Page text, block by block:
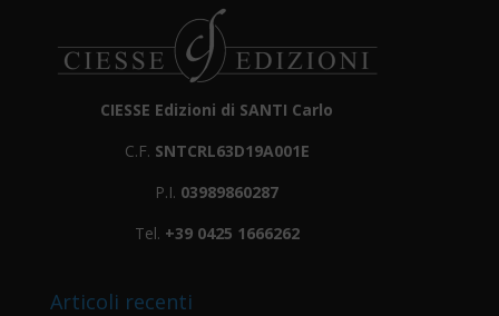
CIESSE Edizioni di SANTI Carlo
C.F. SNTCRL63D19A001E
P.I. 03989860287
Tel. +39 0425 1666262
Articoli recenti